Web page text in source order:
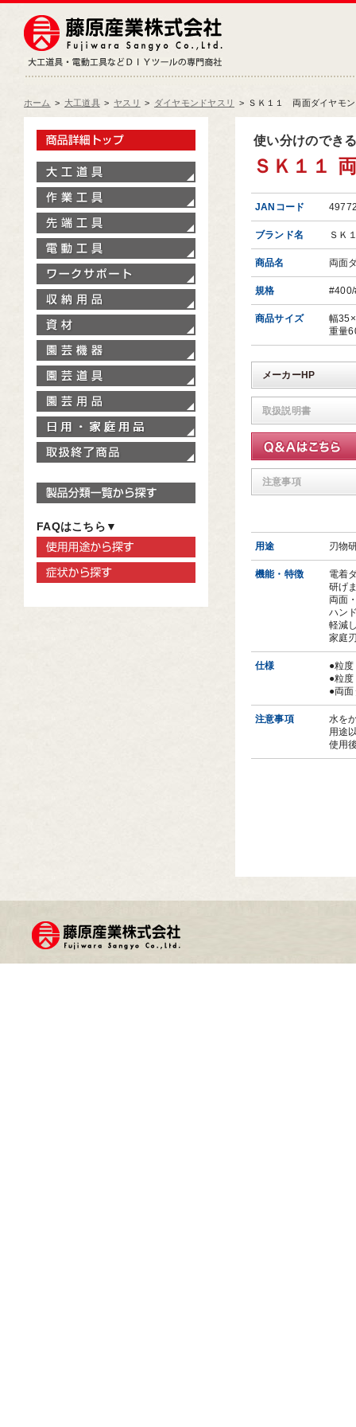
ホーム > 大工道具 > ヤスリ > ダイヤモンドヤスリ > ＳＫ１１ 両面ダイヤモ
使い分けのでき
ＳＫ１１
JANコード
ブランド名 ＳＫ
商品名 両面
規格
商品サイズ
幅
重量
メーカーHP
取扱説明書
注意事項
用途 刃物
機能・特徴
電着
研げ
両面
ハン
軽減
家庭
仕様
●粒
●粒
●両
注意事項
水を
用途
使用
製品情報トップ
ワークサポート
製品分類一覧から探す
FAQはこちら▼
使用用途から探す